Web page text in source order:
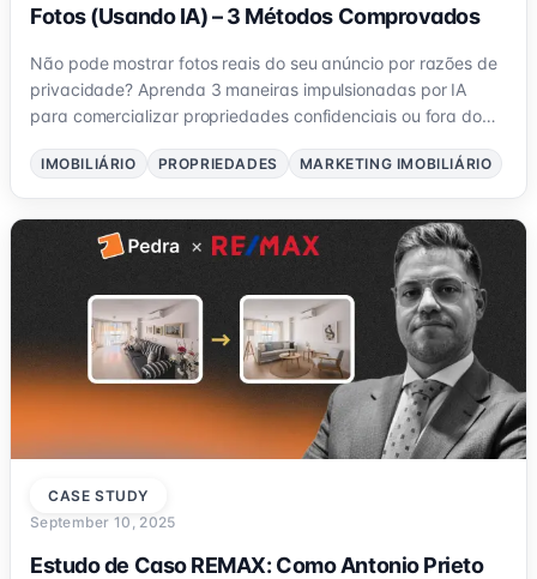
Fotos (Usando IA) – 3 Métodos Comprovados
Não pode mostrar fotos reais do seu anúncio por razões de
privacidade? Aprenda 3 maneiras impulsionadas por IA
para comercializar propriedades confidenciais ou fora do
virtual completa — e atraia compradores sérios com a
Pedra.
IMOBILIÁRIO PROPRIEDADES MARKETING IMOBILIÁRIO
CASE STUDY
September 10, 2025
Estudo de Caso REMAX: Como Antonio Prieto